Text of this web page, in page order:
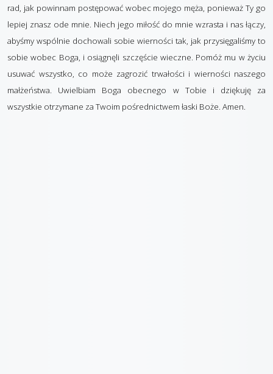
rad, jak powinnam postępować wobec mojego męża, ponieważ Ty go
lepiej znasz ode mnie. Niech jego miłość do mnie wzrasta i nas łączy,
abyśmy wspólnie dochowali sobie wierności tak, jak przysięgaliśmy to
sobie wobec Boga, i osiągnęli szczęście wieczne. Pomóż mu w życiu
usuwać wszystko, co może zagrozić trwałości i wierności naszego
małżeństwa. Uwielbiam Boga obecnego w Tobie i dziękuję za
wszystkie otrzymane za Twoim pośrednictwem łaski Boże. Amen.